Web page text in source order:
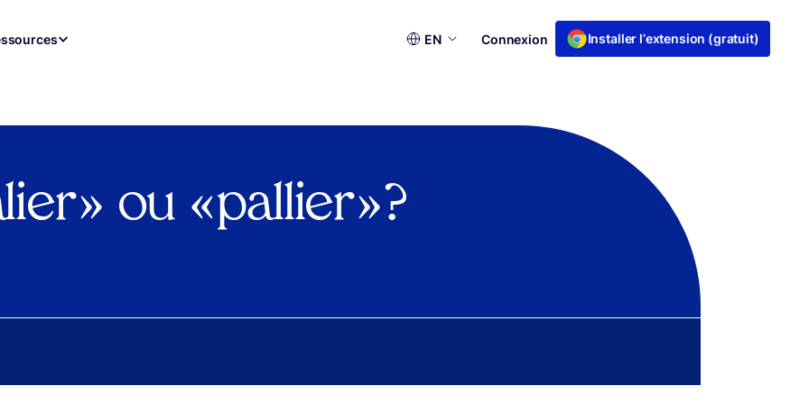
Choisir
EN Connexion Installer l’extension (gratuit)
» ou « pallier » ?